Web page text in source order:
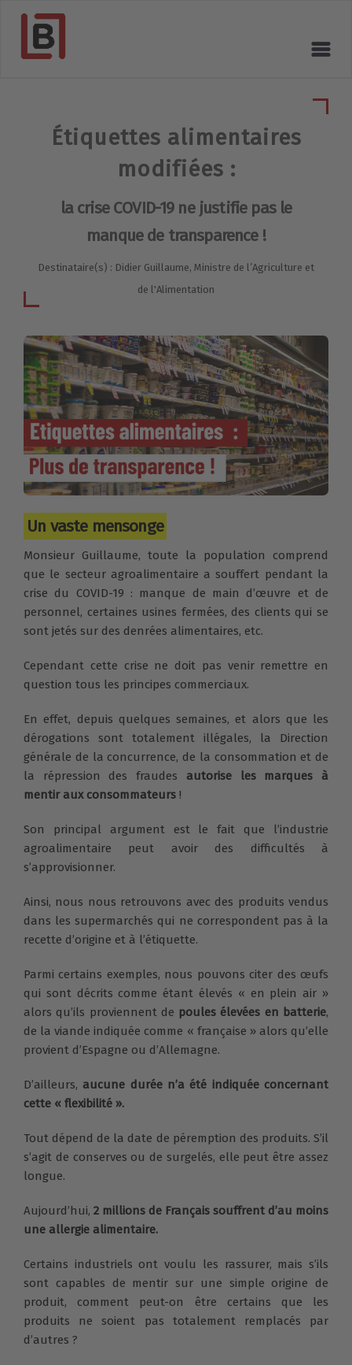
Étiquettes alimentaires
modifiées :
la crise COVID-19 ne justifie pas le
manque de transparence !
Destinataire(s) : Didier Guillaume, Ministre de l’Agriculture et
de l'Alimentation
Un vaste mensonge
Monsieur Guillaume, toute la population comprend
que le secteur agroalimentaire a souffert pendant la
crise du COVID-19 : manque de main d’œuvre et de
personnel, certaines usines fermées, des clients qui se
sont jetés sur des denrées alimentaires, etc.
Cependant cette crise ne doit pas venir remettre en
question tous les principes commerciaux.
En effet, depuis quelques semaines, et alors que les
dérogations sont totalement illégales, la Direction
générale de la concurrence, de la consommation et de
la répression des fraudes autorise les marques à
mentir aux consommateurs !
Son principal argument est le fait que l’industrie
agroalimentaire peut avoir des difficultés à
s’approvisionner.
Ainsi, nous nous retrouvons avec des produits vendus
dans les supermarchés qui ne correspondent pas à la
recette d’origine et à l’étiquette.
Parmi certains exemples, nous pouvons citer des œufs
qui sont décrits comme étant élevés « en plein air »
alors qu’ils proviennent de poules élevées en batterie,
de la viande indiquée comme « française » alors qu’elle
provient d’Espagne ou d’Allemagne.
D’ailleurs, aucune durée n’a été indiquée concernant
cette « flexibilité ».
Tout dépend de la date de péremption des produits. S’il
s’agit de conserves ou de surgelés, elle peut être assez
longue.
Aujourd’hui, 2 millions de Français souffrent d’au moins
une allergie alimentaire.
Certains industriels ont voulu les rassurer, mais s’ils
sont capables de mentir sur une simple origine de
produit, comment peut-on être certains que les
produits ne soient pas totalement remplacés par
d’autres ?